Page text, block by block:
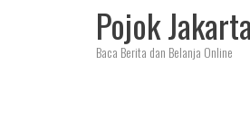
Pojok Jakarta
Baca Berita dan Belanja Online